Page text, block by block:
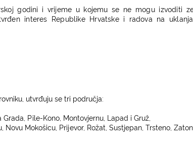
godini i vrijeme u kojemu se ne mogu izvoditi
interes Republike Hrvatske i radova na
iku, utvrđuju se tri područja:
Grada, Pile-Kono, Montovjernu, L apad i Gruž,
Novu Mokošicu, Prijevor, Rožat Sustjepan, Trsteno, Zat